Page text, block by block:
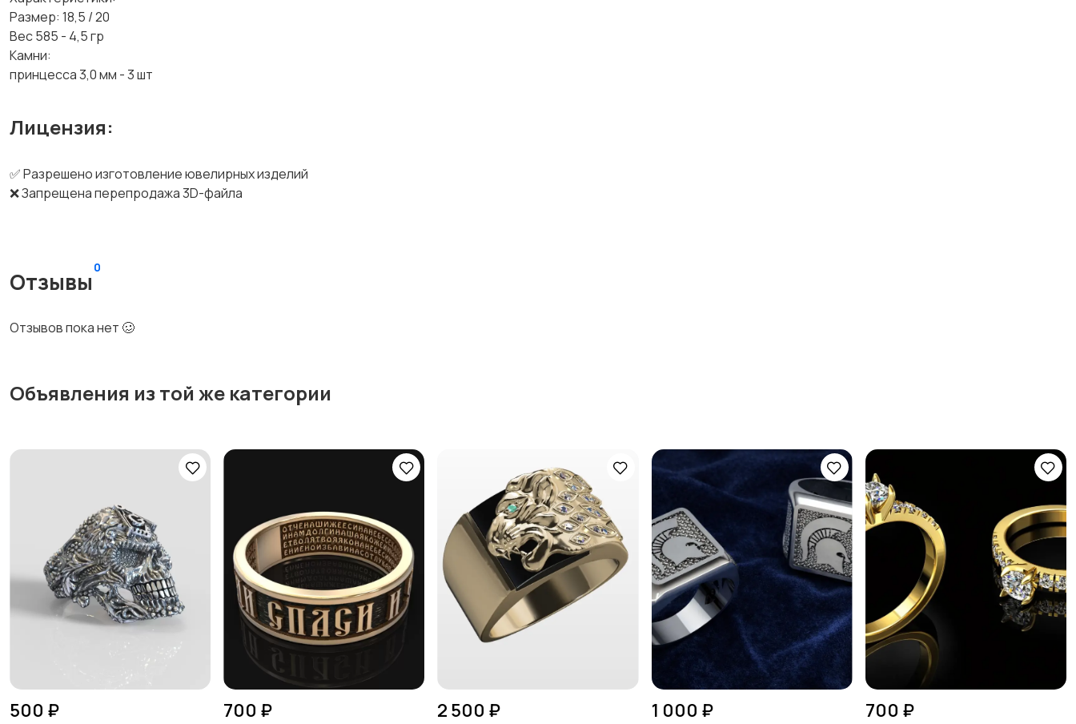
Размер: 18,5 / 20
Вес 585 - 4,5 гр
Камни:
принцесса 3,0 мм - 3 шт
Лицензия:
✅ Разрешено изготовление ювелирных изделий
❌ Запрещена перепродажа 3D-файла
Отзывы
0
Отзывов пока нет 🥴
Объявления из той же категории
500 ₽ 700 ₽ 2 500 ₽ 1 000 ₽ 700 ₽